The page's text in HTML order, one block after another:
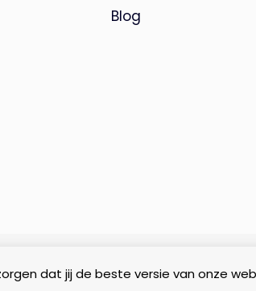
dat jij de beste versie van onze
Blog